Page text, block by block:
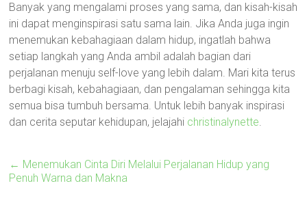
Banyak yang mengalami proses yang sama, dan kisah-kisah
ini dapat menginspirasi satu sama lain. Jika Anda juga ingin
menemukan kebahagiaan dalam hidup, ingatlah bahwa
setiap langkah yang Anda ambil adalah bagian dari
perjalanan menuju self-love yang lebih dalam. Mari kita terus
berbagi kisah, kebahagiaan, dan pengalaman sehingga kita
semua bisa tumbuh bersama. Untuk lebih banyak inspirasi
dan cerita seputar kehidupan, jelajahi christinalynette.
← Menemukan Cinta Diri Melalui Perjalanan Hidup yang
Penuh Warna dan Makna